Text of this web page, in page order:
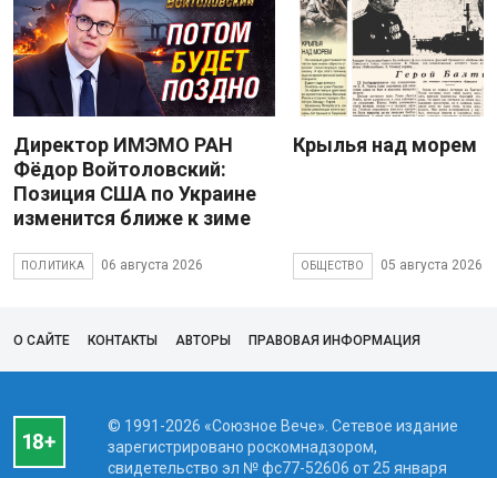
Директор ИМЭМО РАН
Фёдор Войтоловский:
Позиция США по Украине
изменится ближе к зиме
ПОЛИТИКА 06 августа 2026
Крылья над морем
ОБЩЕСТВО 05 августа 2026
О САЙТЕ КОНТАКТЫ АВТОРЫ ПРАВОВАЯ ИНФОРМАЦИЯ
© 1991-2026 «Союзное Вече». Сетевое издание
зарегистрировано роскомнадзором,
свидетельство эл № фc77-52606 от 25 января